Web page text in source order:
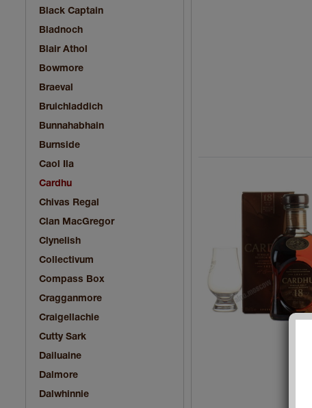
Black Captain
Bladnoch
Blair Athol
Bowmore
Braeval
Bruichladdich
Bunnahabhain
Burnside
Caol Ila
Cardhu
Chivas Regal
Clan MacGregor
Clynelish
Collectivum
Compass Box
Cragganmore
Craigellachie
Cutty Sark
Dailuaine
Dalmore
Dalwhinnie